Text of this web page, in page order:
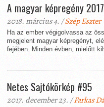
A magyar képregény
2018. március 4. /Szép Eszter
Ha az ember végigolvassa az
megjelent magyar képregényt,
fejében. Minden évben, mielőtt
Netes Sajtókörkép #95
2017. december 23. /Farkas